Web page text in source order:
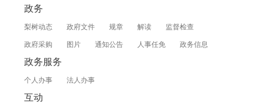
政务
梨树动态 政府文件 规章 解读 监督检查
政府采购 图片 通知公告 人事任免 政务信息
政务服务
个人办事 法人办事
互动